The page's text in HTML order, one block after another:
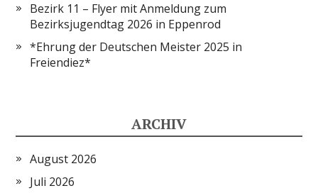
Bezirk 11 – Flyer mit Anmeldung zum
Bezirksjugendtag 2026 in Eppenrod
*Ehrung der Deutschen Meister 2025 in
Freiendiez*
ARCHIV
August 2026
Juli 2026